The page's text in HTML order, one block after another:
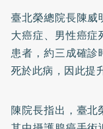
臺北榮總院長陳威
大癌症、男性癌
患者，約三成確診
死於此病，因此提
陳院長指出，臺北